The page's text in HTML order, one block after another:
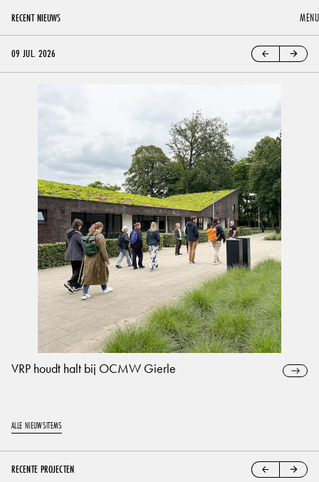
MENU
RECENT NIEUWS
09 JUL. 2026
VRP houdt halt bij OCMW Gierle
ALLE NIEUWSITEMS
RECENTE PROJECTEN